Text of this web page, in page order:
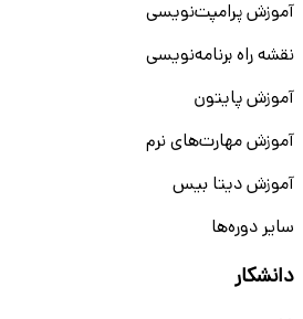
آموزش پرامپت‌نویسی
نقشه راه برنامه‌نویسی
آموزش پایتون
آموزش مهارت‌های نرم
آموزش دیتا بیس
سایر دوره‌ها
دانشکار